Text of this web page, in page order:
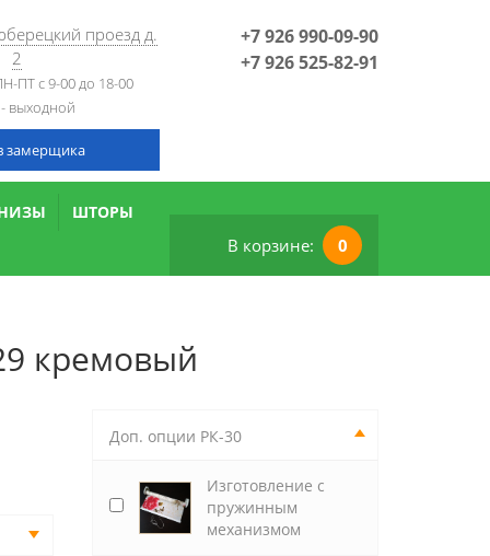
проезд д.
2
ПТ с 9-00 до 18-00
выходной
замерщика
+7 926 990-09-90
+7 926 525-82-91
ШТОРЫ
В корзине: 0
кремовый
Доп. опции РК-30
Изготовление с
пружинным
механизмом